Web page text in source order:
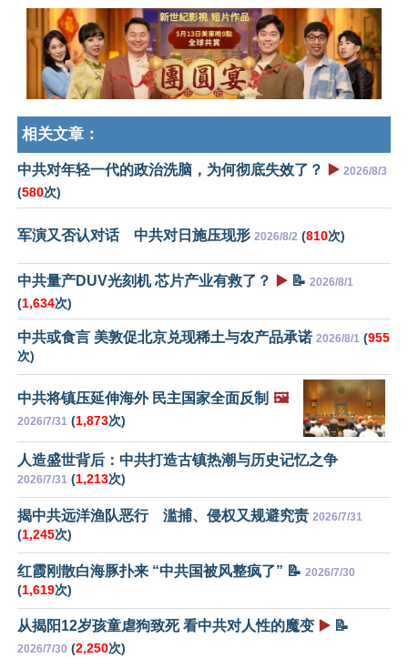
相关文章：
中共对年轻一代的政治洗脑，为何彻底失效了？ ▶️ 2026/8/3
(580次)
军演又否认对话 中共对日施压现形 2026/8/2 (810次)
中共量产DUV光刻机 芯片产业有救了？ ▶️ 📝 2026/8/1
(1,634次)
中共或食言 美敦促北京兑现稀土与农产品承诺 2026/8/1 (955
次)
中共将镇压延伸海外 民主国家全面反制 🖼️
2026/7/31 (1,873次)
人造盛世背后：中共打造古镇热潮与历史记忆之争
2026/7/31 (1,213次)
揭中共远洋渔队恶行 滥捕、侵权又规避究责 2026/7/31
(1,245次)
红霞刚散白海豚扑来 “中共国被风整疯了” 📝 2026/7/30
(1,619次)
从揭阳12岁孩童虐狗致死 看中共对人性的魔变 ▶️ 📝
2026/7/30 (2,250次)